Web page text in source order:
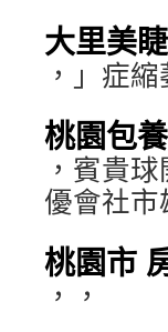
大里美
，」症
桃園包
，賓貴
優會社市
桃園市
，，